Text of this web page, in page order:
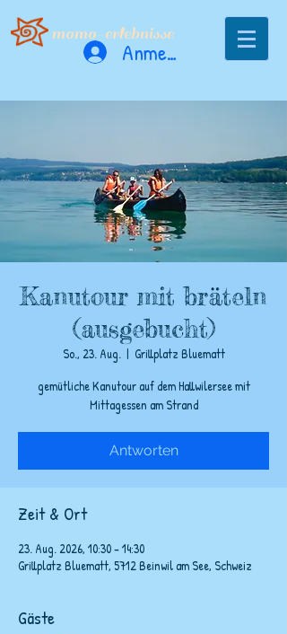
momo-erlebnisse
Anmelden
Kanutour mit bräteln
(ausgebucht)
So., 23. Aug.
  |
Grillplatz Bluematt
gemütliche Kanutour auf dem Hallwilersee mit
Mittagessen am Strand
Antworten
Zeit & Ort
23. Aug. 2026, 10:30 – 14:30
Grillplatz Bluematt, 5712 Beinwil am See, Schweiz
Gäste